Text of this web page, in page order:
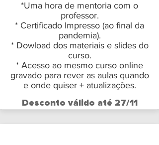
*Uma hora de mentoria com o
professor.
* Certificado Impresso (ao final da
pandemia).
* Dowload dos materiais e slides do
curso.
* Acesso ao mesmo curso online
gravado para rever as aulas quando
e onde quiser + atualizações.
Desconto válido até 27/11